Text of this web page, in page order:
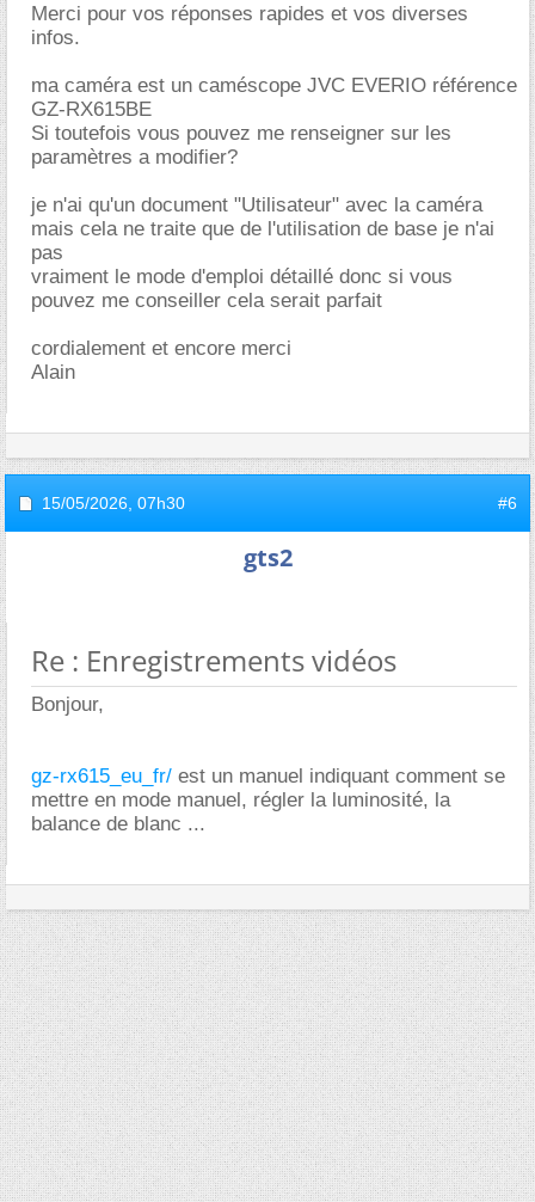
Merci pour vos réponses rapides et vos diverses
infos.
ma caméra est un caméscope JVC EVERIO référence
GZ-RX615BE
Si toutefois vous pouvez me renseigner sur les
paramètres a modifier?
je n'ai qu'un document "Utilisateur" avec la caméra
mais cela ne traite que de l'utilisation de base je n'ai
pas
vraiment le mode d'emploi détaillé donc si vous
pouvez me conseiller cela serait parfait
cordialement et encore merci
Alain
15/05/2026, 07h30 #6
gts2
Re : Enregistrements vidéos
Bonjour,
gz-rx615_eu_fr/ est un manuel indiquant comment se
mettre en mode manuel, régler la luminosité, la
balance de blanc ...